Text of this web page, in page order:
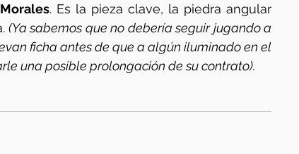
Morales. Es la pieza clave, la piedra angular
(Ya sabemos que no debería seguir jugando a
ficha antes de que a algún iluminado en el
una posible prolongación de su contrato).